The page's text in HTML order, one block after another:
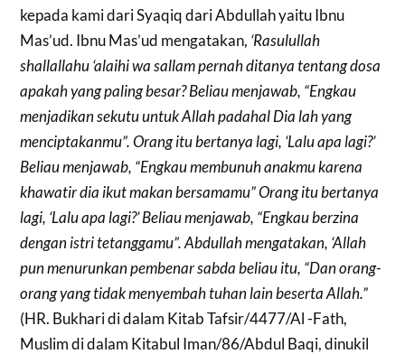
kepada kami dari Syaqiq dari Abdullah yaitu Ibnu
Mas’ud. Ibnu Mas’ud mengatakan, ‘Rasulullah
shallallahu ‘alaihi wa sallam pernah ditanya tentang dosa
apakah yang paling besar? Beliau menjawab, “Engkau
menjadikan sekutu untuk Allah padahal Dia lah yang
menciptakanmu”. Orang itu bertanya lagi, ‘Lalu apa lagi?’
Beliau menjawab, “Engkau membunuh anakmu karena
khawatir dia ikut makan bersamamu” Orang itu bertanya
lagi, ‘Lalu apa lagi?’ Beliau menjawab, “Engkau berzina
dengan istri tetanggamu”. Abdullah mengatakan, ‘Allah
pun menurunkan pembenar sabda beliau itu, “Dan orang-
orang yang tidak menyembah tuhan lain beserta Allah.”
(HR. Bukhari di dalam Kitab Tafsir/4477/Al -Fath,
Muslim di dalam Kitabul Iman/86/Abdul Baqi, dinukil